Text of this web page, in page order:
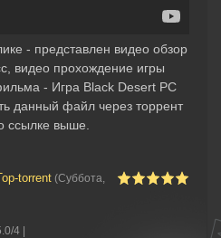
- представлен видео обзор
видео прохождение игры
- Игра Black Desert PC
данный файл через торрент
ссылке выше.
torrent (Суббота,
/4 |